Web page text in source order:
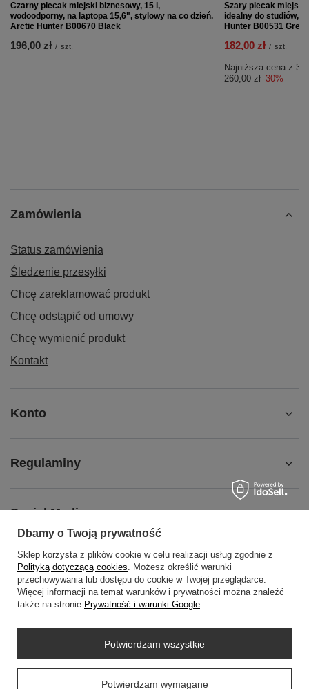
Czarny plecak miejski biznesowy, 15 l,
wodoodporny, na laptopa 15,6", stylowy na co dzień.
Arctic Hunter B00670 Black
196,00 zł / szt.
Szary plecak miejski
idealny do studiów,
Hunter B00531 Grey.
182,00 zł / szt.
Najniższa cena z
260,00 zł -30%
Zamówienia
Status zamówienia
Śledzenie przesyłki
Chcę zareklamować produkt
Chcę odstąpić od umowy
Chcę wymienić produkt
Kontakt
Konto
Regulaminy
Social Media
O NAS
wowbag2024@gmail.com
Dbamy o Twoją prywatność
Sklep korzysta z plików cookie w celu realizacji usług zgodnie z
Polityką dotyczącą cookies. Możesz określić warunki
przechowywania lub dostępu do cookie w Twojej przeglądarce.
Więcej informacji na temat warunków i prywatności można znaleźć
także na stronie Prywatność i warunki Google.
Potwierdzam wymagane
Potwierdzam wszystkie